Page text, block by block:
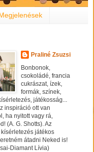
Praliné Zsuzsi
Bonbonok,
csokoládé, francia
cukrászat, ízek,
formák, színek,
játékosság...
inspiráció ott van
ha nyitott vagy rá,
(A. G. Shotts). Az
játékos
átadni Neked is!
Diamant Lívia)